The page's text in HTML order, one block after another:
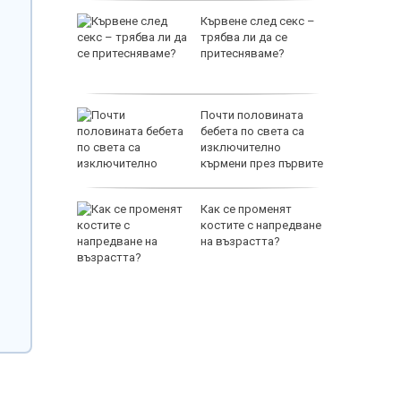
Кървене след секс –
трябва ли да се
притесняваме?
Почти половината
бебета по света са
изключително
кърмени през първите
Как се променят
костите с напредване
на възрастта?